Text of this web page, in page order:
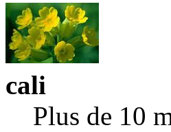
cali
Plus de 10